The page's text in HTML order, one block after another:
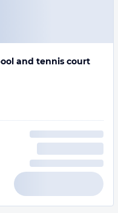
and tennis court